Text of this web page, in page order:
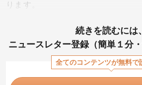
ります。
続きを読むには、
ニュースレター登録（簡単１分
全てのコンテンツが無料で